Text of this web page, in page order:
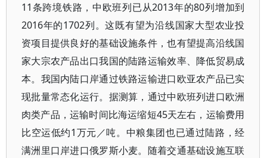
11条跨境铁路，中欧班列已从2013年的80列增加到
2016年的1702列。这既有望为沿线国家大型农业投
资项目提供良好的基础设施条件，也有望提高沿线国
家大宗农产品出口我国的陆路运输效率、降低贸易成
本。我国内陆口岸通过铁路运输进口欧亚农产品已实
现批量常态化运行。据测算，通过中欧班列进口欧洲
肉类产品，运输时间比海运缩短45天左右，运输费用
比空运低约1万元／吨。中粮集团也已通过陆路，经
满洲里口岸进口俄罗斯小麦。随着交通基础设施互联